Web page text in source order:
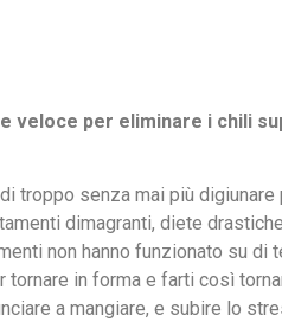
veloce per eliminare i chili
senza mai più digiunare
dimagranti, diete
non hanno funzionato su di
tornare in forma e farti così
a mangiare, e subire lo